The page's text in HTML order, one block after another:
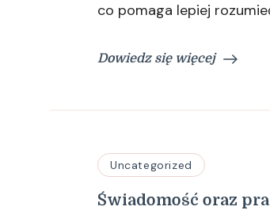
co pomaga lepiej
Dowiedz się więcej
Uncategorized
Świadomość oraz